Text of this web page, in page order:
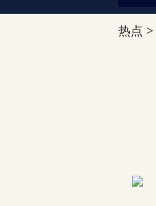
热点 >